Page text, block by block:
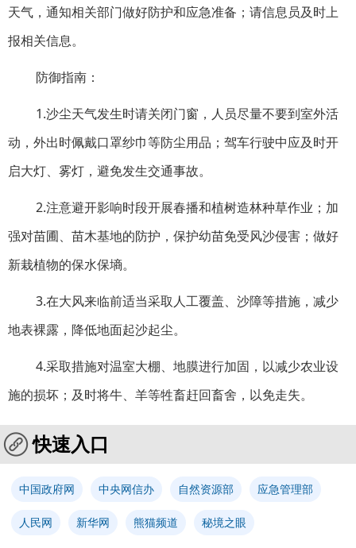
天气，通知相关部门做好防护和应急准备；请信息员及时上
报相关信息。
防御指南：
1.沙尘天气发生时请关闭门窗，人员尽量不要到室外活
动，外出时佩戴口罩纱巾等防尘用品；驾车行驶中应及时开
启大灯、雾灯，避免发生交通事故。
2.注意避开影响时段开展春播和植树造林种草作业；加
强对苗圃、苗木基地的防护，保护幼苗免受风沙侵害；做好
新栽植物的保水保墒。
3.在大风来临前适当采取人工覆盖、沙障等措施，减少
地表裸露，降低地面起沙起尘。
4.采取措施对温室大棚、地膜进行加固，以减少农业设
施的损坏；及时将牛、羊等牲畜赶回畜舍，以免走失。
快速入口
中国政府网 中央网信办 自然资源部 应急管理部
人民网 新华网 熊猫频道 秘境之眼